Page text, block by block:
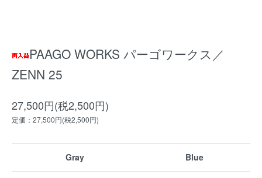
PAAGO WORKS パーゴワークス／
ZENN 25
27,500円(税2,500円)
定価：27,500円(税2,500円)
Gray Blue